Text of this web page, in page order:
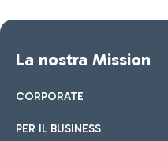
La nostra Mission
CORPORATE
PER IL BUSINESS